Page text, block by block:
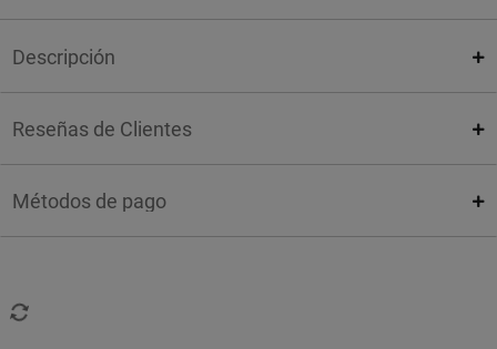
Descripción
Reseñas de Clientes
Métodos de pago